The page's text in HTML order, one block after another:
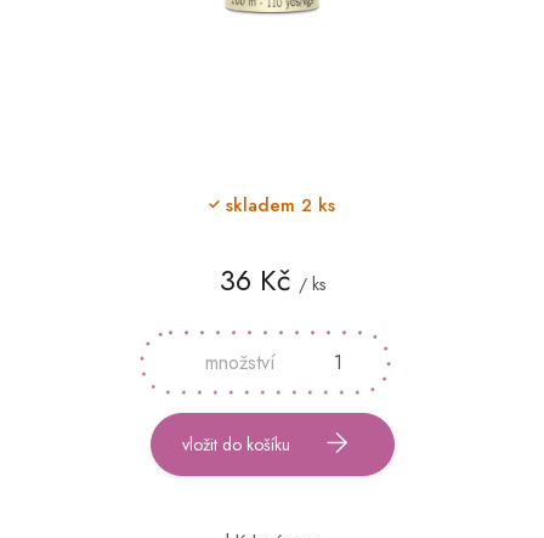
36 Kč / ks
cena:
skladem 2 ks
vložit do košíku